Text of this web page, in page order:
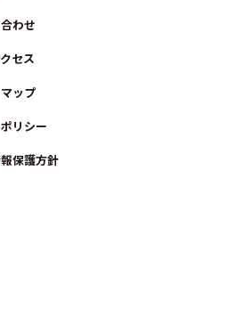
わせ
セス
ップ
リシー
保護方針